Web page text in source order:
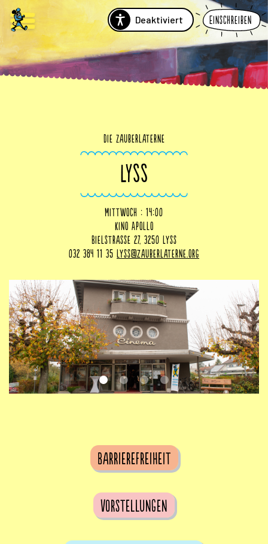
Deaktiviert Einschreiben
Die Zauberlaterne
LYSS
Mittwoch : 14:00
Kino Apollo
Bielstrasse 27, 3250 Lyss
032 384 11 35 lyss@zauberlaterne.org
Barrierefreiheit
Vorstellungen